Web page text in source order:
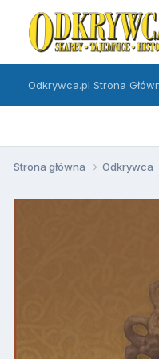
Odkrywca.pl Strona
Strona główna Odkrywca